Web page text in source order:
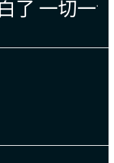
了 一切一